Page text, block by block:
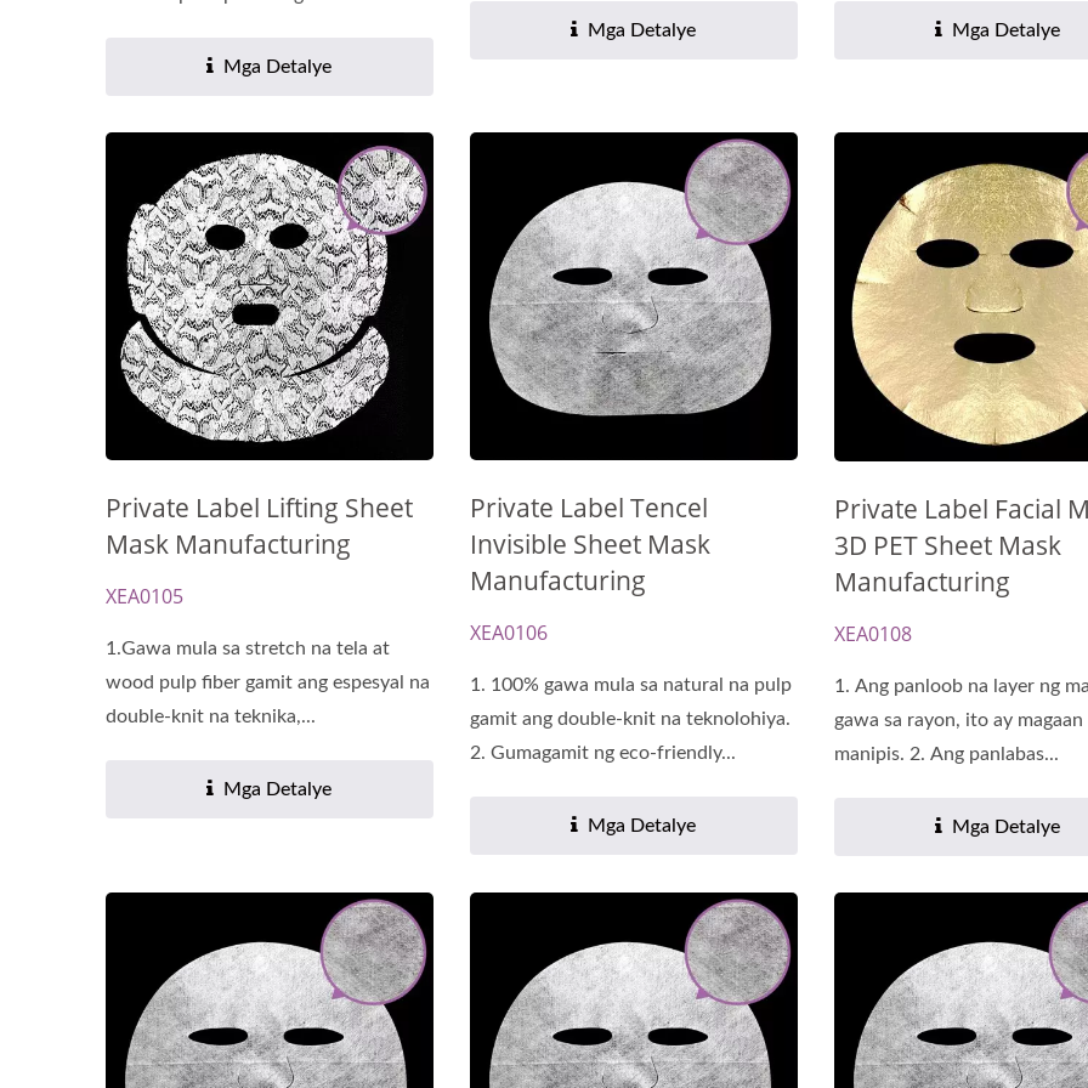
Mga Detalye
Mga Detalye Mga Detalye
Private Label Lifting Sheet
Mask Manufacturing
XEA0105
1.Gawa mula sa stretch na tela at
wood pulp fiber gamit ang espesyal na
double-knit na teknika,...
Mga Detalye
Private Label Tencel
Invisible Sheet Mask
Manufacturing
XEA0106
1. 100% gawa mula sa natural na pulp
gamit ang double-knit na teknolohiya.
2. Gumagamit ng eco-friendly...
Mga Detalye
Private Label Facial
3D PET Sheet Mask
Manufacturing
XEA0108
1. Ang panloob na layer ng
gawa sa rayon, ito ay magaan
manipis. 2. Ang panlabas...
Mga Detalye